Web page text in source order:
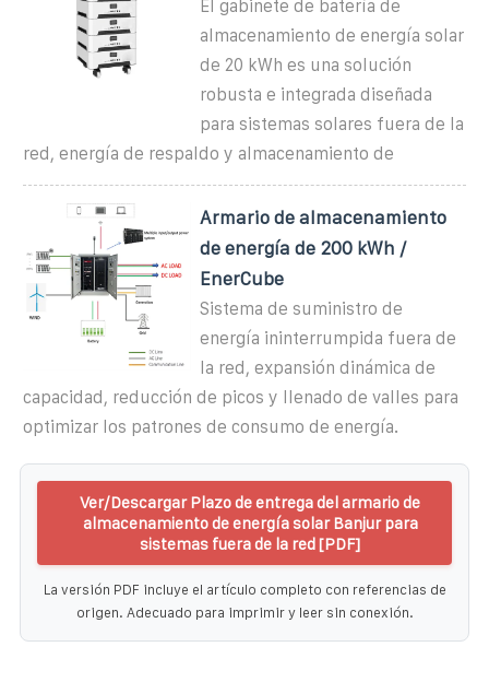
El gabinete de batería de
almacenamiento de energía solar
de 20 kWh es una solución
robusta e integrada diseñada
para sistemas solares fuera de la
red, energía de respaldo y almacenamiento de
Armario de almacenamiento
de energía de 200 kWh /
EnerCube
Sistema de suministro de
energía ininterrumpida fuera de
la red, expansión dinámica de
capacidad, reducción de picos y llenado de valles para
optimizar los patrones de consumo de energía.
Ver/Descargar Plazo de entrega del armario de
almacenamiento de energía solar Banjur para
sistemas fuera de la red [PDF]
La versión PDF incluye el artículo completo con referencias de
origen. Adecuado para imprimir y leer sin conexión.